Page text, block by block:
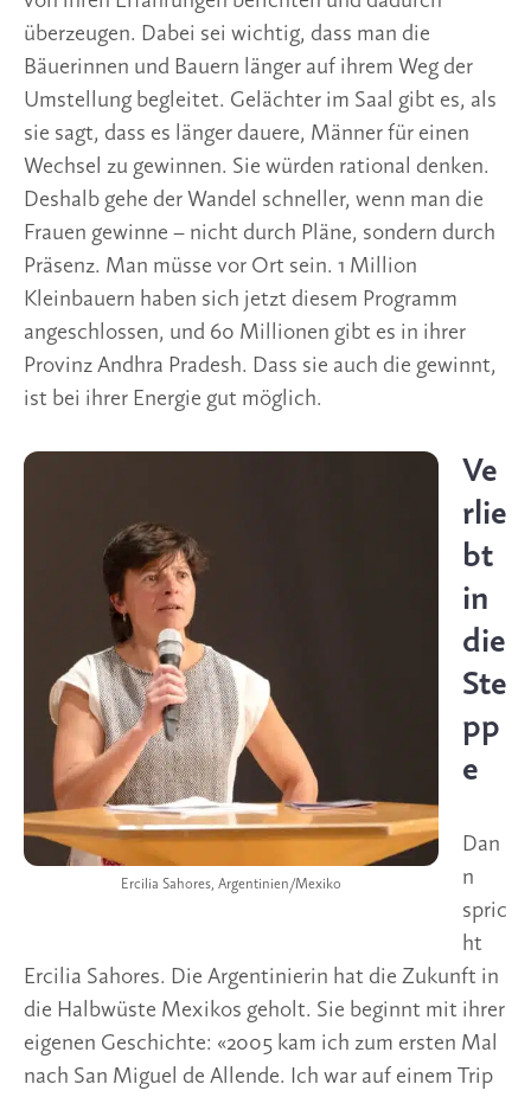
überzeugen. Dabei sei wichtig, dass man die
Bäuerinnen und Bauern länger auf ihrem Weg der
Umstellung begleitet. Gelächter im Saal gibt es, als
sie sagt, dass es länger dauere, Männer für einen
Wechsel zu gewinnen. Sie würden rational denken.
Deshalb gehe der Wandel schneller, wenn man die
Frauen gewinne – nicht durch Pläne, sondern durch
Präsenz. Man müsse vor Ort sein. 1 Million
Kleinbauern haben sich jetzt diesem Programm
angeschlossen, und 60 Millionen gibt es in ihrer
Provinz Andhra Pradesh. Dass sie auch die gewinnt,
ist bei ihrer Energie gut möglich.
Ercilia Sahores, Argentinien/Mexiko
Ve
rlie
bt
in
die
Ste
pp
e
Dan
n
spric
ht
Ercilia Sahores. Die Argentinierin hat die Zukunft in
die Halbwüste Mexikos geholt. Sie beginnt mit ihrer
eigenen Geschichte: «2005 kam ich zum ersten Mal
nach San Miguel de Allende. Ich war auf einem Trip